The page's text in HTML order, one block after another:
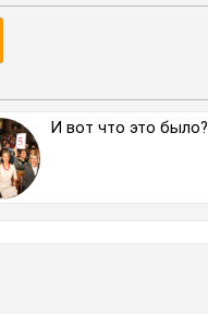
И вот что это было?